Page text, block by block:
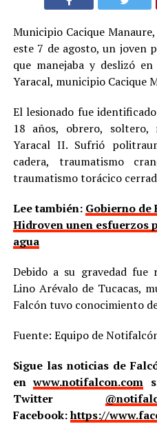
Municipio Cacique
este 7 de agosto, un joven
que manejaba y deslizó
Yaracal, municipio Cacique
El lesionado fue
18 años, obrero, soltero,
Yaracal II. Sufrió
cadera, traumatismo
traumatismo torácico
Lee también: Gobierno de
Hidroven unen esfuerzos
agua
Debido a su gravedad
Lino Arévalo de Tucacas,
Falcón tuvo conocimiento
Fuente: Equipo de
Sigue las noticias de
enwww.notifalcon.com
Twitter
Facebook:https://